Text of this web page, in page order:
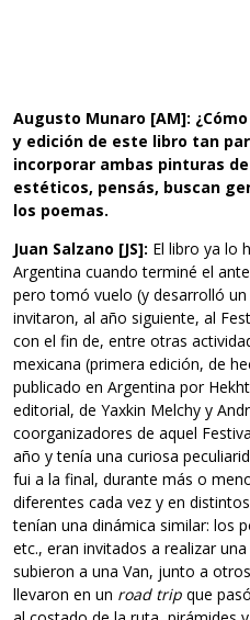
Augusto Munaro [AM]:
y edición de este libro tan
incorporar ambas pinturas
estéticos, pensás, buscan
los poemas.
Juan Salzano [JS]: El libro ya lo
Argentina cuando terminé el
pero tomó vuelo (y desarrolló
invitaron, al año siguiente, al
con el fin de, entre otras
mexicana (primera edición, de
publicado en Argentina por
editorial, de Yaxkin Melchy y
coorganizadores de aquel
año y tenía una curiosa
fui a la final, durante más o
diferentes cada vez y en
tenían una dinámica similar: los
etc., eran invitados a realizar
subieron a una Van, junto a
llevaron en un road trip que